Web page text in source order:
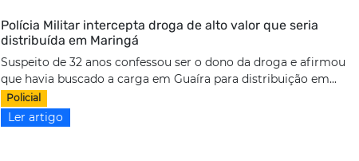
Polícia Militar intercepta droga de alto valor que seria
distribuída em Maringá
Suspeito de 32 anos confessou ser o dono da droga e afirmou
que havia buscado a carga em Guaíra para distribuição em...
Policial
Ler artigo